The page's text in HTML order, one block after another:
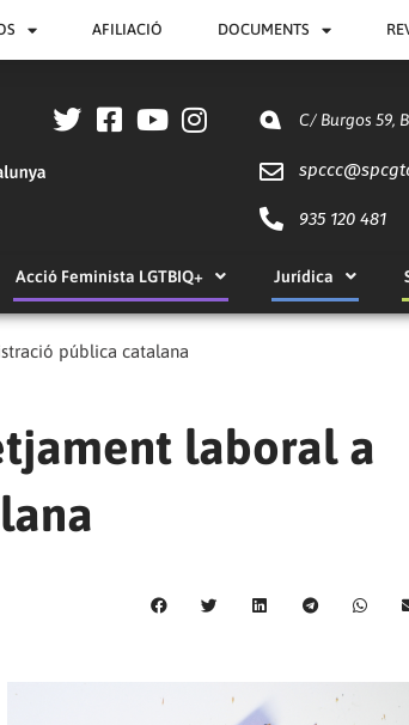
AFILIACIÓ DOCUMENTS
C/ Burgos 59,
spccc@
935 120 481
Acció Feminista LGTBIQ+ Jurídica
pública catalana
laboral a